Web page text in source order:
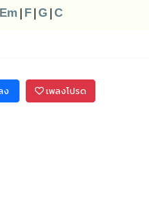
Em | F | G | C
ง เพลงโปรด